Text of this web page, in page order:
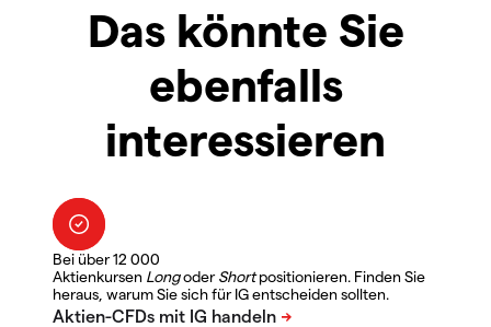
Das könnte Sie
ebenfalls
interessieren
Bei über 12 000
Aktienkursen LongoderShortpositionieren. Finden Sie
heraus, warum Sie sich für IG entscheiden sollten.